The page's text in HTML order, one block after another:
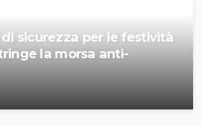
sicurezza per le festività
la morsa anti-